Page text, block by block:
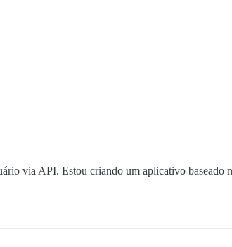
via API. Estou criando um aplicativo